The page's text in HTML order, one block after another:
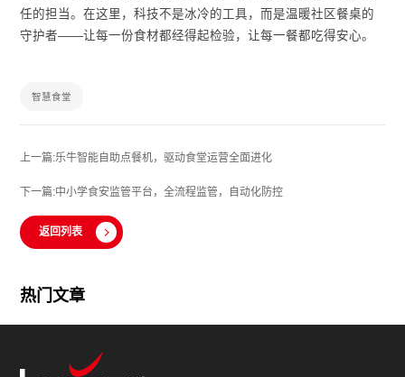
任的担当。在这里，科技不是冰冷的工具，而是温暖社区餐桌的
守护者——让每一份食材都经得起检验，让每一餐都吃得安心。
智慧食堂
上一篇:乐牛智能自助点餐机，驱动食堂运营全面进化
下一篇:中小学食安监管平台，全流程监管，自动化防控
返回列表
热门文章